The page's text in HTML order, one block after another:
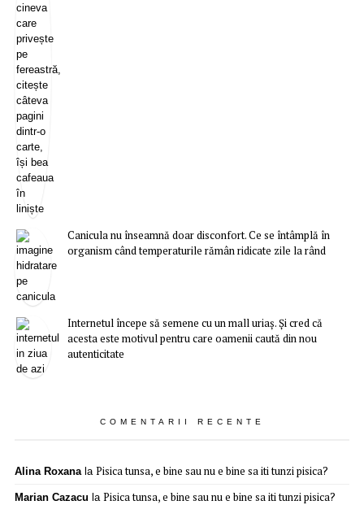
Canicula nu înseamnă doar disconfort. Ce se întâmplă în
organism când temperaturile rămân ridicate zile la rând
Internetul începe să semene cu un mall uriaș. Și cred că
acesta este motivul pentru care oamenii caută din nou
autenticitate
COMENTARII RECENTE
Alina Roxanala Pisica tunsa, e bine sau nu e bine sa iti tunzi pisica?
Marian Cazacu la Pisica tunsa, e bine sau nu e bine sa iti tunzi pisica?